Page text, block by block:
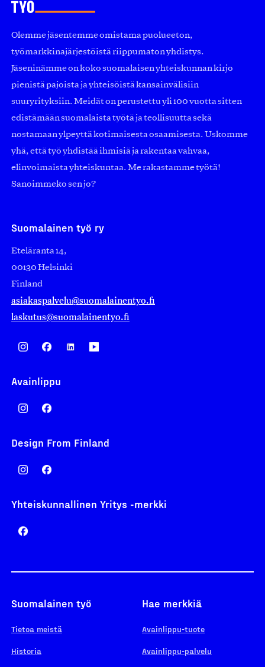
Olemme jäsentemme omistama puolueeton,
työmarkkinajärjestöistä riippumaton yhdistys.
Jäseninämme on koko suomalaisen yhteiskunnan kirjo
pienistä pajoista ja yhteisöistä kansainvälisiin
suuryrityksiin. Meidät on perustettu yli 100 vuotta sitten
edistämään suomalaista työtä ja teollisuutta sekä
nostamaan ylpeyttä kotimaisesta osaamisesta. Uskomme
yhä, että työ yhdistää ihmisiä ja rakentaa vahvaa,
elinvoimaista yhteiskuntaa. Me rakastamme työtä!
Sanoimmeko sen jo?
Suomalainen työ ry
Eteläranta 14,
00130 Helsinki
Finland
asiakaspalvelu@suomalainentyo.fi
laskutus@suomalainentyo.fi
Avainlippu
Design From Finland
Yhteiskunnallinen Yritys -merkki
Suomalainen työ
Tietoa meistä
Historia
Hae merkkiä
Avainlippu-tuote
Avainlippu-palvelu